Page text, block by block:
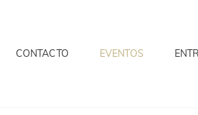
CONTACTO EVENTOS